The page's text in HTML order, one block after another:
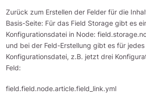
Zurück zum Erstellen der Felder für die
Basis-Seite: Für das Field Storage gibt es
Konfigurationsdatei in Node:
und bei der Feld-Erstellung gibt es für
Konfigurationsdatei, z.B. jetzt drei
Feld:
field.field.node.article.field_link.yml